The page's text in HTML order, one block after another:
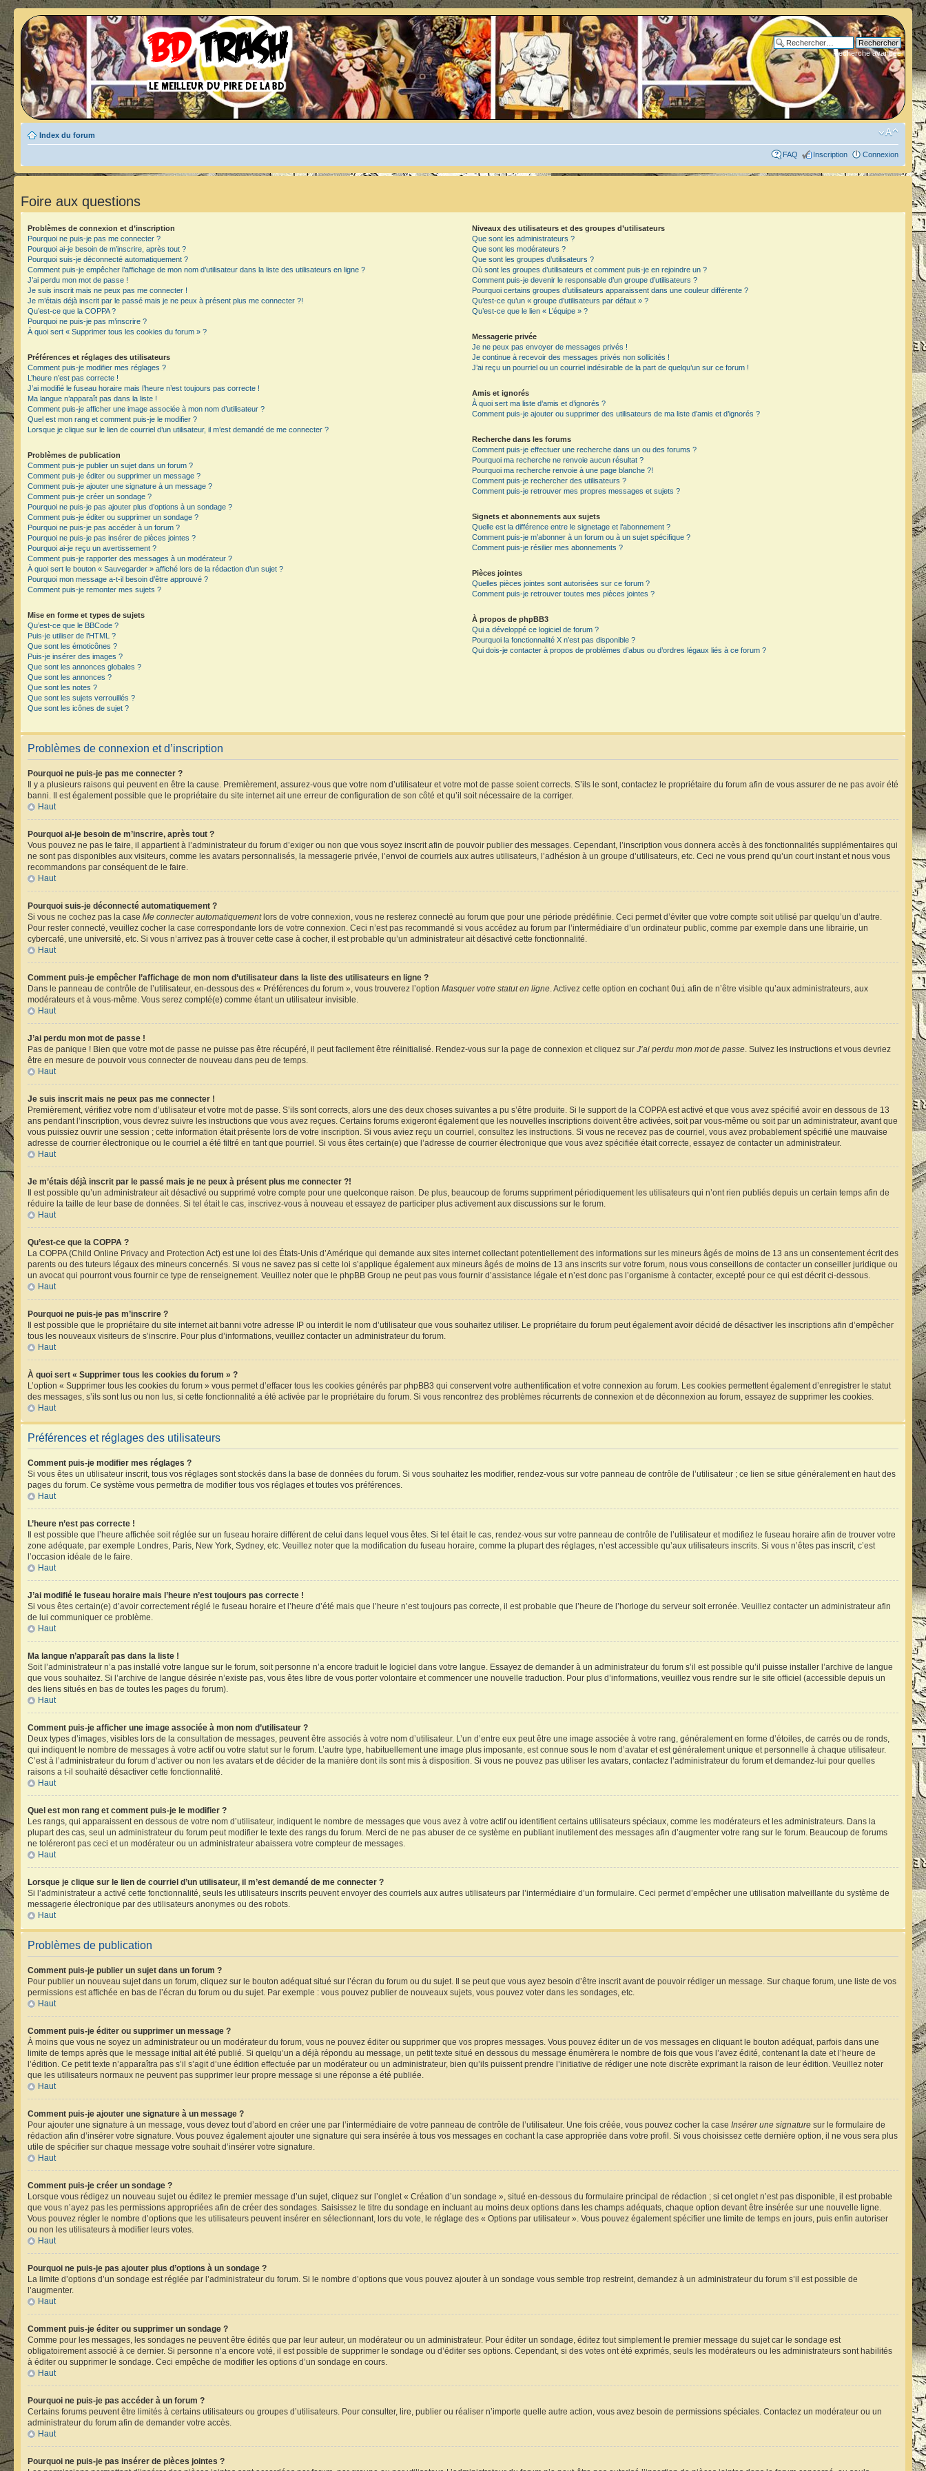
Recherche avancée
Index du forum
FAQ Inscription Connexion
Foire aux questions
Problèmes de connexion et d’inscription
Pourquoi ne puis-je pas me connecter ?
Pourquoi ai-je besoin de m’inscrire, après tout ?
Pourquoi suis-je déconnecté automatiquement ?
Comment puis-je empêcher l’affichage de mon nom d’utilisateur dans la liste des utilisateurs en ligne ?
J’ai perdu mon mot de passe !
Je suis inscrit mais ne peux pas me connecter !
Je m’étais déjà inscrit par le passé mais je ne peux à présent plus me connecter ?!
Qu’est-ce que la COPPA ?
Pourquoi ne puis-je pas m’inscrire ?
À quoi sert « Supprimer tous les cookies du forum » ?
Préférences et réglages des utilisateurs
Comment puis-je modifier mes réglages ?
L’heure n’est pas correcte !
J’ai modifié le fuseau horaire mais l’heure n’est toujours pas correcte !
Ma langue n’apparaît pas dans la liste !
Comment puis-je afficher une image associée à mon nom d’utilisateur ?
Quel est mon rang et comment puis-je le modifier ?
Lorsque je clique sur le lien de courriel d’un utilisateur, il m’est demandé de me connecter ?
Problèmes de publication
Comment puis-je publier un sujet dans un forum ?
Comment puis-je éditer ou supprimer un message ?
Comment puis-je ajouter une signature à un message ?
Comment puis-je créer un sondage ?
Pourquoi ne puis-je pas ajouter plus d’options à un sondage ?
Comment puis-je éditer ou supprimer un sondage ?
Pourquoi ne puis-je pas accéder à un forum ?
Pourquoi ne puis-je pas insérer de pièces jointes ?
Pourquoi ai-je reçu un avertissement ?
Comment puis-je rapporter des messages à un modérateur ?
À quoi sert le bouton « Sauvegarder » affiché lors de la rédaction d’un sujet ?
Pourquoi mon message a-t-il besoin d’être approuvé ?
Comment puis-je remonter mes sujets ?
Mise en forme et types de sujets
Qu’est-ce que le BBCode ?
Puis-je utiliser de l’HTML ?
Que sont les émoticônes ?
Puis-je insérer des images ?
Que sont les annonces globales ?
Que sont les annonces ?
Que sont les notes ?
Que sont les sujets verrouillés ?
Que sont les icônes de sujet ?
Niveaux des utilisateurs et des groupes d’utilisateurs
Que sont les administrateurs ?
Que sont les modérateurs ?
Que sont les groupes d’utilisateurs ?
Où sont les groupes d’utilisateurs et comment puis-je en rejoindre un ?
Comment puis-je devenir le responsable d’un groupe d’utilisateurs ?
Pourquoi certains groupes d’utilisateurs apparaissent dans une couleur différente ?
Qu’est-ce qu’un « groupe d’utilisateurs par défaut » ?
Qu’est-ce que le lien « L’équipe » ?
Messagerie privée
Je ne peux pas envoyer de messages privés !
Je continue à recevoir des messages privés non sollicités !
J’ai reçu un pourriel ou un courriel indésirable de la part de quelqu’un sur ce forum !
Amis et ignorés
À quoi sert ma liste d’amis et d’ignorés ?
Comment puis-je ajouter ou supprimer des utilisateurs de ma liste d’amis et d’ignorés ?
Recherche dans les forums
Comment puis-je effectuer une recherche dans un ou des forums ?
Pourquoi ma recherche ne renvoie aucun résultat ?
Pourquoi ma recherche renvoie à une page blanche ?!
Comment puis-je rechercher des utilisateurs ?
Comment puis-je retrouver mes propres messages et sujets ?
Signets et abonnements aux sujets
Quelle est la différence entre le signetage et l’abonnement ?
Comment puis-je m’abonner à un forum ou à un sujet spécifique ?
Comment puis-je résilier mes abonnements ?
Pièces jointes
Quelles pièces jointes sont autorisées sur ce forum ?
Comment puis-je retrouver toutes mes pièces jointes ?
À propos de phpBB3
Qui a développé ce logiciel de forum ?
Pourquoi la fonctionnalité X n’est pas disponible ?
Qui dois-je contacter à propos de problèmes d’abus ou d’ordres légaux liés à ce forum ?
Problèmes de connexion et d’inscription
Pourquoi ne puis-je pas me connecter ?
Il y a plusieurs raisons qui peuvent en être la cause. Premièrement, assurez-vous que votre nom d’utilisateur et votre mot de passe soient corrects. S’ils le sont, contactez le propriétaire du forum afin de vous assurer de ne pas avoir été
banni. Il est également possible que le propriétaire du site internet ait une erreur de configuration de son côté et qu’il soit nécessaire de la corriger.
Haut
Pourquoi ai-je besoin de m’inscrire, après tout ?
Vous pouvez ne pas le faire, il appartient à l’administrateur du forum d’exiger ou non que vous soyez inscrit afin de pouvoir publier des messages. Cependant, l’inscription vous donnera accès à des fonctionnalités supplémentaires qui
ne sont pas disponibles aux visiteurs, comme les avatars personnalisés, la messagerie privée, l’envoi de courriels aux autres utilisateurs, l’adhésion à un groupe d’utilisateurs, etc. Ceci ne vous prend qu’un court instant et nous vous
recommandons par conséquent de le faire.
Haut
Pourquoi suis-je déconnecté automatiquement ?
Si vous ne cochez pas la case Me connecter automatiquementlors de votre connexion, vous ne resterez connecté au forum que pour une période prédéfinie. Ceci permet d’éviter que votre compte soit utilisé par quelqu’un d’autre.
Pour rester connecté, veuillez cocher la case correspondante lors de votre connexion. Ceci n’est pas recommandé si vous accédez au forum par l’intermédiaire d’un ordinateur public, comme par exemple dans une librairie, un
cybercafé, une université, etc. Si vous n’arrivez pas à trouver cette case à cocher, il est probable qu’un administrateur ait désactivé cette fonctionnalité.
Haut
Comment puis-je empêcher l’affichage de mon nom d’utilisateur dans la liste des utilisateurs en ligne ?
Dans le panneau de contrôle de l’utilisateur, en-dessous des « Préférences du forum », vous trouverez l’option Masquer votre statut en ligne. Activez cette option en cochantOui afin de n’être visible qu’aux administrateurs, aux
modérateurs et à vous-même. Vous serez compté(e) comme étant un utilisateur invisible.
Haut
J’ai perdu mon mot de passe !
Pas de panique ! Bien que votre mot de passe ne puisse pas être récupéré, il peut facilement être réinitialisé. Rendez-vous sur la page de connexion et cliquez sur J’ai perdu mon mot de passe. Suivez les instructions et vous devriez
être en mesure de pouvoir vous connecter de nouveau dans peu de temps.
Haut
Je suis inscrit mais ne peux pas me connecter !
Premièrement, vérifiez votre nom d’utilisateur et votre mot de passe. S’ils sont corrects, alors une des deux choses suivantes a pu s’être produite. Si le support de la COPPA est activé et que vous avez spécifié avoir en dessous de 13
ans pendant l’inscription, vous devrez suivre les instructions que vous avez reçues. Certains forums exigeront également que les nouvelles inscriptions doivent être activées, soit par vous-même ou soit par un administrateur, avant que
vous puissiez ouvrir une session ; cette information était présente lors de votre inscription. Si vous aviez reçu un courriel, consultez les instructions. Si vous ne recevez pas de courriel, vous avez probablement spécifié une mauvaise
adresse de courrier électronique ou le courriel a été filtré en tant que pourriel. Si vous êtes certain(e) que l’adresse de courrier électronique que vous avez spécifiée était correcte, essayez de contacter un administrateur.
Haut
Je m’étais déjà inscrit par le passé mais je ne peux à présent plus me connecter ?!
Il est possible qu’un administrateur ait désactivé ou supprimé votre compte pour une quelconque raison. De plus, beaucoup de forums suppriment périodiquement les utilisateurs qui n’ont rien publiés depuis un certain temps afin de
réduire la taille de leur base de données. Si tel était le cas, inscrivez-vous à nouveau et essayez de participer plus activement aux discussions sur le forum.
Haut
Qu’est-ce que la COPPA ?
La COPPA (Child Online Privacy and Protection Act) est une loi des États-Unis d’Amérique qui demande aux sites internet collectant potentiellement des informations sur les mineurs âgés de moins de 13 ans un consentement écrit des
parents ou des tuteurs légaux des mineurs concernés. Si vous ne savez pas si cette loi s’applique également aux mineurs âgés de moins de 13 ans inscrits sur votre forum, nous vous conseillons de contacter un conseiller juridique ou
un avocat qui pourront vous fournir ce type de renseignement. Veuillez noter que le phpBB Group ne peut pas vous fournir d’assistance légale et n’est donc pas l’organisme à contacter, excepté pour ce qui est décrit ci-dessous.
Haut
Pourquoi ne puis-je pas m’inscrire ?
Il est possible que le propriétaire du site internet ait banni votre adresse IP ou interdit le nom d’utilisateur que vous souhaitez utiliser. Le propriétaire du forum peut également avoir décidé de désactiver les inscriptions afin d’empêcher
tous les nouveaux visiteurs de s’inscrire. Pour plus d’informations, veuillez contacter un administrateur du forum.
Haut
À quoi sert « Supprimer tous les cookies du forum » ?
L’option « Supprimer tous les cookies du forum » vous permet d’effacer tous les cookies générés par phpBB3 qui conservent votre authentification et votre connexion au forum. Les cookies permettent également d’enregistrer le statut
des messages, s’ils sont lus ou non lus, si cette fonctionnalité a été activée par le propriétaire du forum. Si vous rencontrez des problèmes récurrents de connexion et de déconnexion au forum, essayez de supprimer les cookies.
Haut
Préférences et réglages des utilisateurs
Comment puis-je modifier mes réglages ?
Si vous êtes un utilisateur inscrit, tous vos réglages sont stockés dans la base de données du forum. Si vous souhaitez les modifier, rendez-vous sur votre panneau de contrôle de l’utilisateur ; ce lien se situe généralement en haut des
pages du forum. Ce système vous permettra de modifier tous vos réglages et toutes vos préférences.
Haut
L’heure n’est pas correcte !
Il est possible que l’heure affichée soit réglée sur un fuseau horaire différent de celui dans lequel vous êtes. Si tel était le cas, rendez-vous sur votre panneau de contrôle de l’utilisateur et modifiez le fuseau horaire afin de trouver votre
zone adéquate, par exemple Londres, Paris, New York, Sydney, etc. Veuillez noter que la modification du fuseau horaire, comme la plupart des réglages, n’est accessible qu’aux utilisateurs inscrits. Si vous n’êtes pas inscrit, c’est
l’occasion idéale de le faire.
Haut
J’ai modifié le fuseau horaire mais l’heure n’est toujours pas correcte !
Si vous êtes certain(e) d’avoir correctement réglé le fuseau horaire et l’heure d’été mais que l’heure n’est toujours pas correcte, il est probable que l’heure de l’horloge du serveur soit erronée. Veuillez contacter un administrateur afin
de lui communiquer ce problème.
Haut
Ma langue n’apparaît pas dans la liste !
Soit l’administrateur n’a pas installé votre langue sur le forum, soit personne n’a encore traduit le logiciel dans votre langue. Essayez de demander à un administrateur du forum s’il est possible qu’il puisse installer l’archive de langue
que vous souhaitez. Si l’archive de langue désirée n’existe pas, vous êtes libre de vous porter volontaire et commencer une nouvelle traduction. Pour plus d’informations, veuillez vous rendre sur le site officiel (accessible depuis un
des liens situés en bas de toutes les pages du forum).
Haut
Comment puis-je afficher une image associée à mon nom d’utilisateur ?
Deux types d’images, visibles lors de la consultation de messages, peuvent être associés à votre nom d’utilisateur. L’un d’entre eux peut être une image associée à votre rang, généralement en forme d’étoiles, de carrés ou de ronds,
qui indiquent le nombre de messages à votre actif ou votre statut sur le forum. L’autre type, habituellement une image plus imposante, est connue sous le nom d’avatar et est généralement unique et personnelle à chaque utilisateur.
C’est à l’administrateur du forum d’activer ou non les avatars et de décider de la manière dont ils sont mis à disposition. Si vous ne pouvez pas utiliser les avatars, contactez l’administrateur du forum et demandez-lui pour quelles
raisons a t-il souhaité désactiver cette fonctionnalité.
Haut
Quel est mon rang et comment puis-je le modifier ?
Les rangs, qui apparaissent en dessous de votre nom d’utilisateur, indiquent le nombre de messages que vous avez à votre actif ou identifient certains utilisateurs spéciaux, comme les modérateurs et les administrateurs. Dans la
plupart des cas, seul un administrateur du forum peut modifier le texte des rangs du forum. Merci de ne pas abuser de ce système en publiant inutilement des messages afin d’augmenter votre rang sur le forum. Beaucoup de forums
ne toléreront pas ceci et un modérateur ou un administrateur abaissera votre compteur de messages.
Haut
Lorsque je clique sur le lien de courriel d’un utilisateur, il m’est demandé de me connecter ?
Si l’administrateur a activé cette fonctionnalité, seuls les utilisateurs inscrits peuvent envoyer des courriels aux autres utilisateurs par l’intermédiaire d’un formulaire. Ceci permet d’empêcher une utilisation malveillante du système de
messagerie électronique par des utilisateurs anonymes ou des robots.
Haut
Problèmes de publication
Comment puis-je publier un sujet dans un forum ?
Pour publier un nouveau sujet dans un forum, cliquez sur le bouton adéquat situé sur l’écran du forum ou du sujet. Il se peut que vous ayez besoin d’être inscrit avant de pouvoir rédiger un message. Sur chaque forum, une liste de vos
permissions est affichée en bas de l’écran du forum ou du sujet. Par exemple : vous pouvez publier de nouveaux sujets, vous pouvez voter dans les sondages, etc.
Haut
Comment puis-je éditer ou supprimer un message ?
À moins que vous ne soyez un administrateur ou un modérateur du forum, vous ne pouvez éditer ou supprimer que vos propres messages. Vous pouvez éditer un de vos messages en cliquant le bouton adéquat, parfois dans une
limite de temps après que le message initial ait été publié. Si quelqu’un a déjà répondu au message, un petit texte situé en dessous du message énumèrera le nombre de fois que vous l’avez édité, contenant la date et l’heure de
l’édition. Ce petit texte n’apparaîtra pas s’il s’agit d’une édition effectuée par un modérateur ou un administrateur, bien qu’ils puissent prendre l’initiative de rédiger une note discrète exprimant la raison de leur édition. Veuillez noter
que les utilisateurs normaux ne peuvent pas supprimer leur propre message si une réponse a été publiée.
Haut
Comment puis-je ajouter une signature à un message ?
Pour ajouter une signature à un message, vous devez tout d’abord en créer une par l’intermédiaire de votre panneau de contrôle de l’utilisateur. Une fois créée, vous pouvez cocher la case Insérer une signature sur le formulaire de
rédaction afin d’insérer votre signature. Vous pouvez également ajouter une signature qui sera insérée à tous vos messages en cochant la case appropriée dans votre profil. Si vous choisissez cette dernière option, il ne vous sera plus
utile de spécifier sur chaque message votre souhait d’insérer votre signature.
Haut
Comment puis-je créer un sondage ?
Lorsque vous rédigez un nouveau sujet ou éditez le premier message d’un sujet, cliquez sur l’onglet « Création d’un sondage », situé en-dessous du formulaire principal de rédaction ; si cet onglet n’est pas disponible, il est probable
que vous n’ayez pas les permissions appropriées afin de créer des sondages. Saisissez le titre du sondage en incluant au moins deux options dans les champs adéquats, chaque option devant être insérée sur une nouvelle ligne.
Vous pouvez régler le nombre d’options que les utilisateurs peuvent insérer en sélectionnant, lors du vote, le réglage des « Options par utilisateur ». Vous pouvez également spécifier une limite de temps en jours, puis enfin autoriser
ou non les utilisateurs à modifier leurs votes.
Haut
Pourquoi ne puis-je pas ajouter plus d’options à un sondage ?
La limite d’options d’un sondage est réglée par l’administrateur du forum. Si le nombre d’options que vous pouvez ajouter à un sondage vous semble trop restreint, demandez à un administrateur du forum s’il est possible de
l’augmenter.
Haut
Comment puis-je éditer ou supprimer un sondage ?
Comme pour les messages, les sondages ne peuvent être édités que par leur auteur, un modérateur ou un administrateur. Pour éditer un sondage, éditez tout simplement le premier message du sujet car le sondage est
obligatoirement associé à ce dernier. Si personne n’a encore voté, il est possible de supprimer le sondage ou d’éditer ses options. Cependant, si des votes ont été exprimés, seuls les modérateurs ou les administrateurs sont habilités
à éditer ou supprimer le sondage. Ceci empêche de modifier les options d’un sondage en cours.
Haut
Pourquoi ne puis-je pas accéder à un forum ?
Certains forums peuvent être limités à certains utilisateurs ou groupes d’utilisateurs. Pour consulter, lire, publier ou réaliser n’importe quelle autre action, vous avez besoin de permissions spéciales. Contactez un modérateur ou un
administrateur du forum afin de demander votre accès.
Haut
Pourquoi ne puis-je pas insérer de pièces jointes ?